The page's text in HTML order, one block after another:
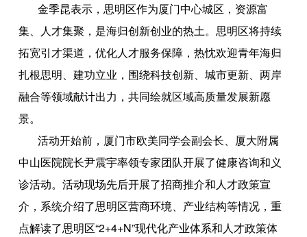
金季昆表示，思明区作为厦门中心城区，资源富
集、人才集聚，是海归创新创业的热土。思明区将持续
拓宽引才渠道，优化人才服务保障，热忱欢迎青年海归
扎根思明、建功立业，围绕科技创新、城市更新、两岸
融合等领域献计出力，共同绘就区域高质量发展新愿
景。
活动开始前，厦门市欧美同学会副会长、厦大附属
中山医院院长尹震宇率领专家团队开展了健康咨询和义
诊活动。活动现场先后开展了招商推介和人才政策宣
介，系统介绍了思明区营商环境、产业结构等情况，重
点解读了思明区“2+4+N”现代化产业体系和人才政策体